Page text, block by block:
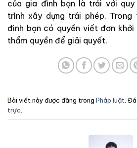
của gia đình bạn là trái với
trình xây dựng trái phép. Trong
đình bạn có quyền viết đơn
thẩm quyền để giải quyết.
Bài viết này được đăng trong Pháp luật .
trực